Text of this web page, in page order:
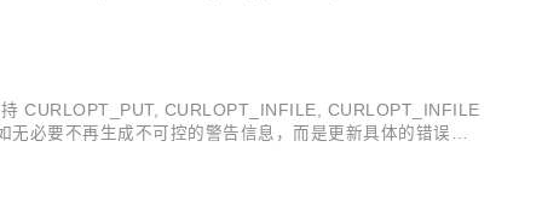
CURLOPT_PUT, CURLOPT_INFILE, CURLOPT_INFILE
必要不再生成不可控的警告信息，而是更新具体的错误代